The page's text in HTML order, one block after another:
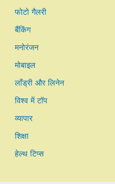
फोटो गैलरी
बैंकिंग
मनोरंजन
मोबाइल
लाँड्री और लिनेन
विश्व में टॉप
व्यापार
शिक्षा
हेल्थ टिप्स